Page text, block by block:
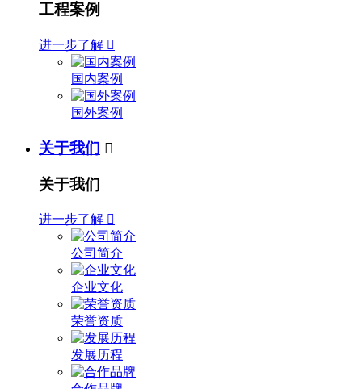
工程案例
进一步了解 
国内案例
国外案例
关于我们 
关于我们
进一步了解 
公司简介
企业文化
荣誉资质
发展历程